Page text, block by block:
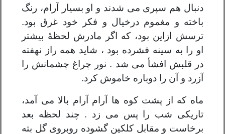
دنبال هم سپری می شدند و او بسیار آرام، رنگ
باخته و مغموم درخیال و فکر خود غرق بود.
ترسش ازاین بود، که اگر مادرش لحظۀ بیشتر
او را به سینه فشرده بود ، شاید همه راز نهفته
در قلبش افشأ می شد . نور چراغ چشمانش را
آزرد و آن را دوباره خاموش کرد.
ماه که از پشت کوه ها آرام آرام بالا می آمد،
تاریکی شب را پس می زد . چند لحظه بعد
برخاست و مقابل کلکین گشوده روبروی گل بته